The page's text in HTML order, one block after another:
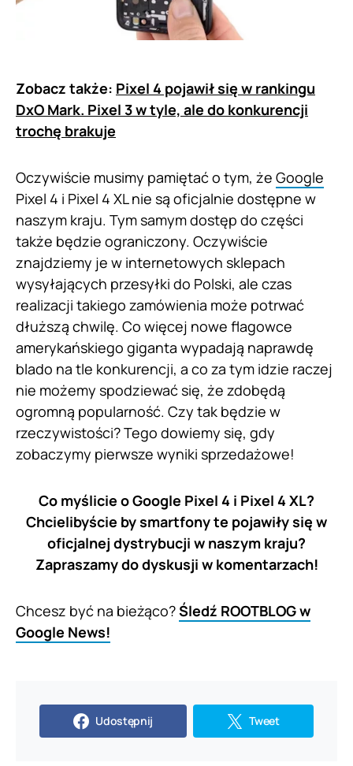
Zobacz także: Pixel 4 pojawił się w rankingu
DxO Mark. Pixel 3 w tyle, ale do konkurencji
trochę brakuje
Oczywiście musimy pamiętać o tym, że Google
Pixel 4 i Pixel 4 XL nie są oficjalnie dostępne w
naszym kraju. Tym samym dostęp do części
także będzie ograniczony. Oczywiście
znajdziemy je w internetowych sklepach
wysyłających przesyłki do Polski, ale czas
realizacji takiego zamówienia może potrwać
dłuższą chwilę. Co więcej nowe flagowce
amerykańskiego giganta wypadają naprawdę
blado na tle konkurencji, a co za tym idzie raczej
nie możemy spodziewać się, że zdobędą
ogromną popularność. Czy tak będzie w
rzeczywistości? Tego dowiemy się, gdy
zobaczymy pierwsze wyniki sprzedażowe!
Co myślicie o Google Pixel 4 i Pixel 4 XL?
Chcielibyście by smartfony te pojawiły się w
oficjalnej dystrybucji w naszym kraju?
Zapraszamy do dyskusji w komentarzach!
Chcesz być na bieżąco?Śledź ROOTBLOG w
Google News!
Udostępnij Tweet